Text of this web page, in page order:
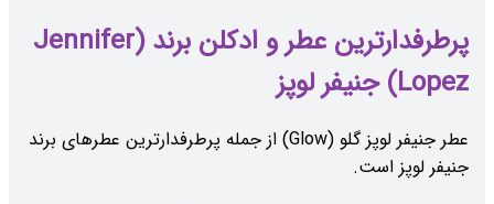
پرطرفدارترین عطر و ادکلن برند (Jennifer
Lopez) جنیفر لوپز
عطر جنیفر لوپز گلو (Glow) از جمله پرطرفدارترین عطرهای برند
جنیفر لوپز است.